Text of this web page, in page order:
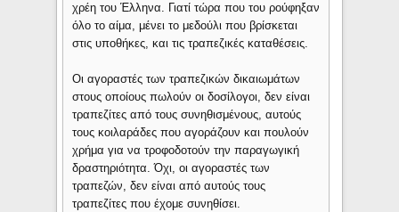
χρέη του Έλληνα. Γιατί τώρα που του ρούφηξαν
όλο το αίμα, μένει το μεδούλι που βρίσκεται
στις υποθήκες, και τις τραπεζικές καταθέσεις.
Οι αγοραστές των τραπεζικών δικαιωμάτων
στους οποίους πωλούν οι δοσίλογοι, δεν είναι
τραπεζίτες από τους συνηθισμένους, αυτούς
τους κοιλαράδες που αγοράζουν και πουλούν
χρήμα για να τροφοδοτούν την παραγωγική
δραστηριότητα. Όχι, οι αγοραστές των
τραπεζών, δεν είναι από αυτούς τους
τραπεζίτες που έχομε συνηθίσει.